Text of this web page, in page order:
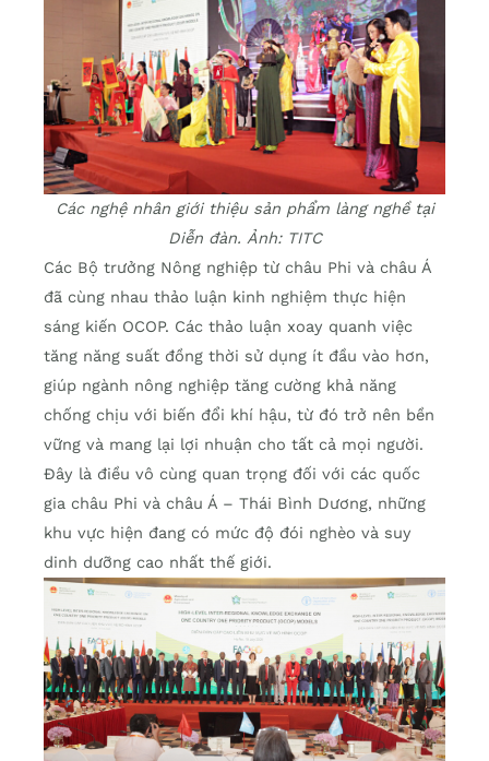
Các nghệ nhân giới thiệu sản phẩm làng nghề tại
Diễn đàn. Ảnh: TITC
Các Bộ trưởng Nông nghiệp từ châu Phi và châu Á
đã cùng nhau thảo luận kinh nghiệm thực hiện
sáng kiến OCOP. Các thảo luận xoay quanh việc
tăng năng suất đồng thời sử dụng ít đầu vào hơn,
giúp ngành nông nghiệp tăng cường khả năng
chống chịu với biến đổi khí hậu, từ đó trở nên bền
vững và mang lại lợi nhuận cho tất cả mọi người.
Đây là điều vô cùng quan trọng đối với các quốc
gia châu Phi và châu Á – Thái Bình Dương, những
khu vực hiện đang có mức độ đói nghèo và suy
dinh dưỡng cao nhất thế giới.